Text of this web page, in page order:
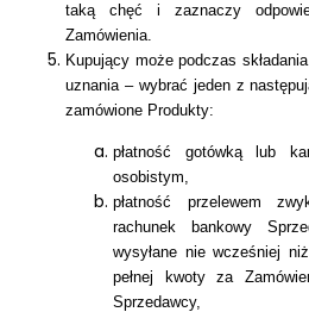
taką chęć i zaznaczy
Zamówienia.
Kupujący może podczas
uznania – wybrać jeden z
zamówione Produkty:
płatność gotówką lub
osobistym,
płatność przelewem
rachunek bankowy
wysyłane nie wcześniej
pełnej kwoty za
Sprzedawcy,